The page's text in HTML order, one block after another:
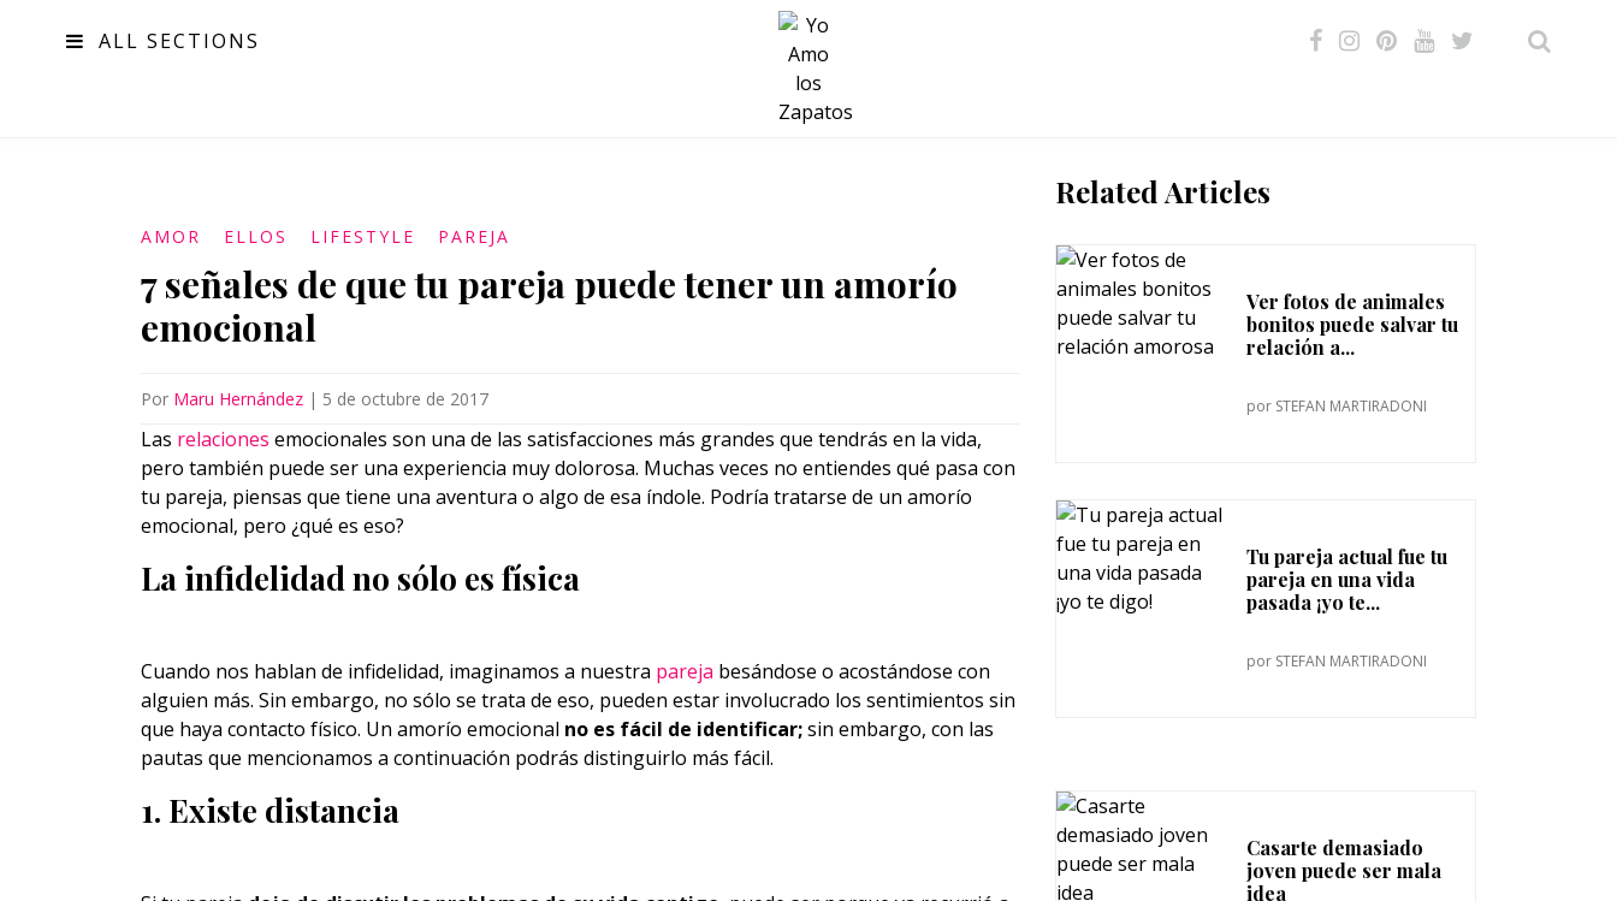
ALL SECTIONS
SALUD
AMOR ELLOS LIFESTYLE PAREJA
7 señales de que tu pareja puede tener un amorío
emocional
Por Maru Hernández | 5 de octubre de 2017
Las relaciones emocionales son una de las satisfacciones más grandes que tendrás en la vida,
pero también puede ser una experiencia muy dolorosa. Muchas veces no entiendes qué pasa con
tu pareja, piensas que tiene una aventura o algo de esa índole. Podría tratarse de un amorío
emocional, pero ¿qué es eso?
La infidelidad no sólo es física
Cuando nos hablan de infidelidad, imaginamos a nuestra pareja besándose o acostándose con
alguien más. Sin embargo, no sólo se trata de eso, pueden estar involucrado los sentimientos sin
que haya contacto físico. Un amorío emocional no es fácil de identificar;sin embargo, con las
pautas que mencionamos a continuación podrás distinguirlo más fácil.
1. Existe distancia
Related Articles
Ver fotos de animales
bonitos puede salvar tu
relación a...
por STEFAN MARTIRADONI
Tu pareja actual fue tu
pareja en una vida
pasada ¡yo te...
por STEFAN MARTIRADONI
Casarte demasiado
joven puede ser mala
idea